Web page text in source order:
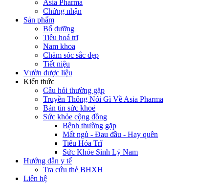
Asia Pharma
Chứng nhận
Sản phẩm
Bổ dưỡng
Tiêu hoá trĩ
Nam khoa
Chăm sóc sắc đẹp
Tiết niệu
Vườn dược liệu
Kiến thức
Câu hỏi thường gặp
Truyền Thông Nói Gì Về Asia Pharma
Bản tin sức khoẻ
Sức khỏe cộng đồng
Bệnh thường gặp
Mất ngủ - Đau đầu - Hay quên
Tiêu Hóa Trĩ
Sức Khỏe Sinh Lý Nam
Hướng dẫn y tế
Tra cứu thẻ BHXH
Liên hệ